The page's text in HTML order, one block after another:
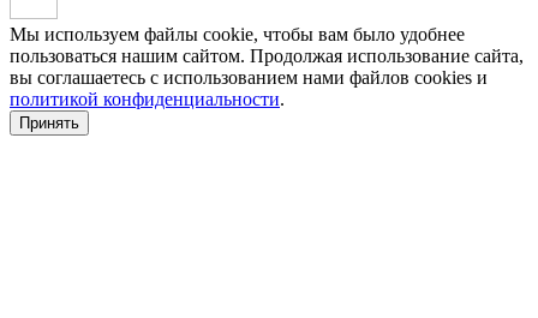
Мы используем файлы cookie, чтобы вам было удобнее
пользоваться нашим сайтом. Продолжая использование сайта,
вы соглашаетесь c использованием нами файлов cookies и
политикой конфиденциальности.
Принять